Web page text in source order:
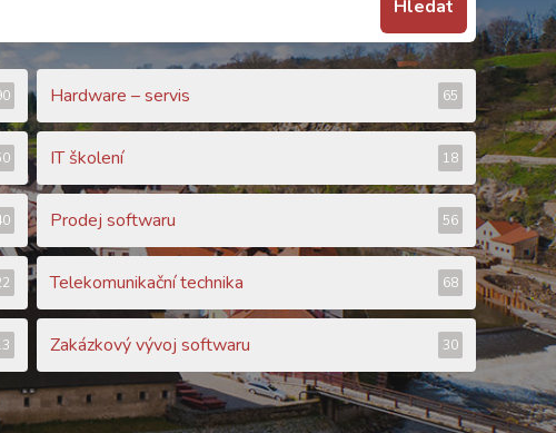
Hledat
Hardware – servis 65
IT školení 18
Prodej softwaru 56
Telekomunikační technika 68
Zakázkový vývoj softwaru 30